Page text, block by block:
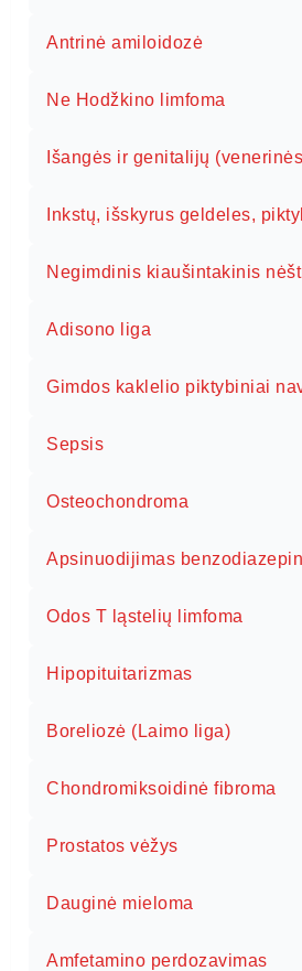
Antrinė amiloidozė
Ne Hodžkino limfoma
Išangės ir genitalijų
Inkstų, išskyrus geldeles,
Negimdinis kiaušintakinis
Adisono liga
Gimdos kaklelio piktybiniai
Sepsis
Osteochondroma
Apsinuodijimas
Odos T ląstelių limfoma
Hipopituitarizmas
Boreliozė (Laimo liga)
Chondromiksoidinė fibroma
Prostatos vėžys
Dauginė mieloma
Amfetamino perdozavimas